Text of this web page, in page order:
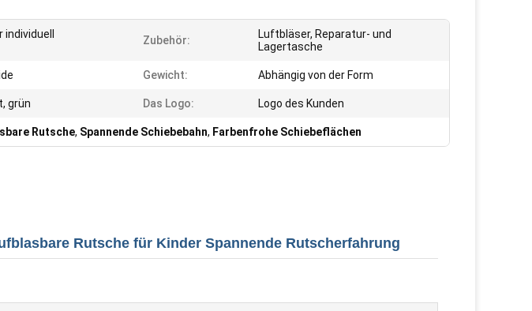
Zubehör:
Luftbläser, Reparatur- und
Lagertasche
Gewicht: Abhängig von der Form
grün Das Logo: Logo des Kunden
Rutsche, Spannende Schiebebahn, Farbenfrohe Schiebeflächen
Rutsche für Kinder Spannende Rutscherfahrung